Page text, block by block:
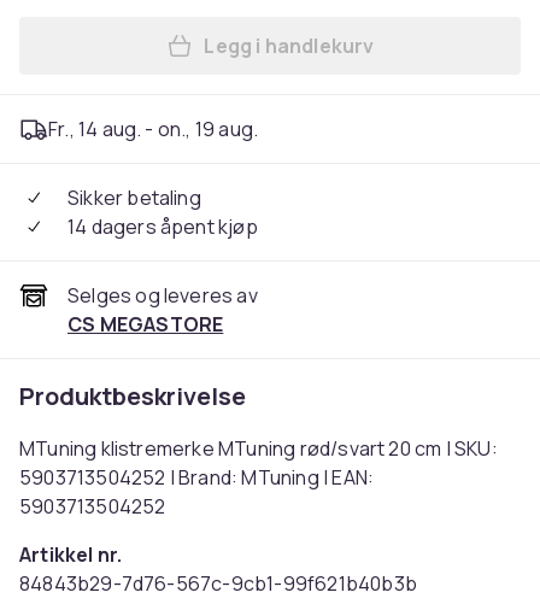
Legg MTuning
Legg i handlekurv
Fr., 14 aug. - on., 19 aug.
Sikker betaling
14 dagers åpent kjøp
Selges og leveres av
CS MEGASTORE
Produktbeskrivelse
MTuning klistremerke MTuning rød/svart 20 cm | SKU:
5903713504252 | Brand: MTuning | EAN:
5903713504252
Artikkel nr.
84843b29-7d76-567c-9cb1-99f621b40b3b